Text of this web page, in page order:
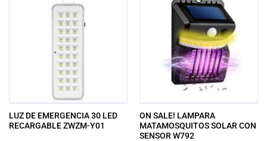
LUZ DE EMERGENCIA 30 LED
RECARGABLE ZWZM-Y01
ON SALE! LAMPARA
MATAMOSQUITOS SOLAR CON
SENSOR W792